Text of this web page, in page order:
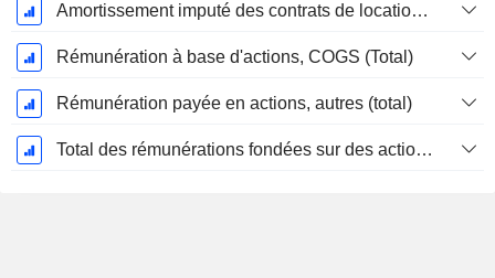
Amortissement imputé des contrats de location simple
Rémunération à base d'actions, COGS (Total)
Rémunération payée en actions, autres (total)
Total des rémunérations fondées sur des actions